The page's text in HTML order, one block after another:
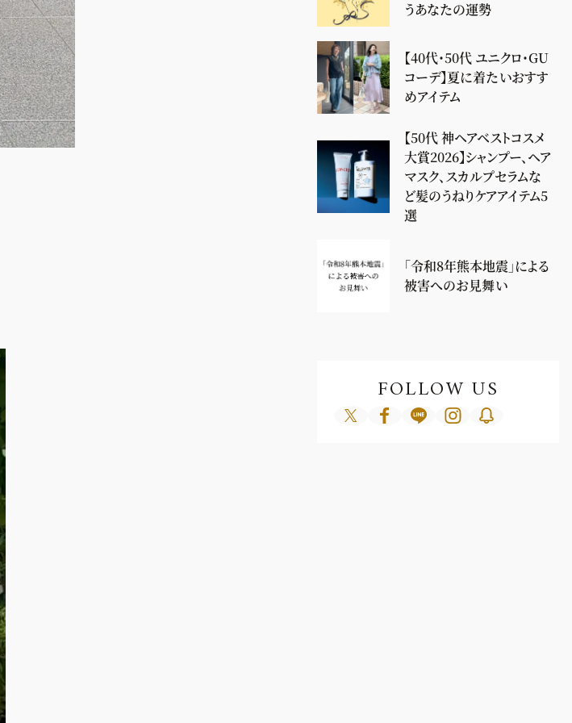
うあなたの運勢
【40代・50代 ユニクロ・GU
コーデ】夏に着たいおすす
めアイテム
【50代 神ヘアベストコスメ
大賞2026】シャンプー、ヘア
マスク、スカルプセラムな
ど髪のうねりケアアイテム5
選
「令和8年熊本地震」による
被害へのお見舞い
FOLLOW US